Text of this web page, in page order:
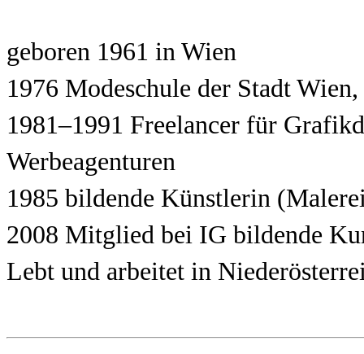
geboren 1961 in Wien
1976 Modeschule der Stadt
1981–1991 Freelancer für
Werbeagenturen
1985 bildende Künstlerin
2008 Mitglied bei IG bildende
Lebt und arbeitet in